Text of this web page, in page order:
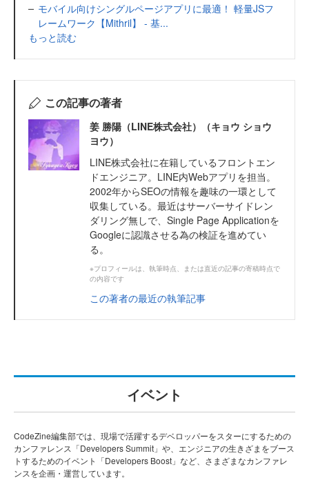
モバイル向けシングルページアプリに最適！ 軽量JSフ
レームワーク【Mithril】 - 基...
もっと読む
この記事の著者
姜 勝陽（LINE株式会社）（キョウ ショウ
ヨウ）
LINE株式会社に在籍しているフロントエン
ドエンジニア。LINE内Webアプリを担当。
2002年からSEOの情報を趣味の一環として
収集している。最近はサーバーサイドレン
ダリング無しで、Single Page Applicationを
Googleに認識させる為の検証を進めてい
る。
※プロフィールは、執筆時点、または直近の記事の寄稿時点で
の内容です
この著者の最近の執筆記事
イベント
CodeZine編集部では、現場で活躍するデベロッパーをスターにするための
カンファレンス「Developers Summit」や、エンジニアの生きざまをブース
トするためのイベント「Developers Boost」など、さまざまなカンファレ
ンスを企画・運営しています。